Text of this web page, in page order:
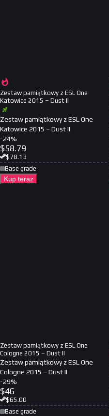
Zestaw pamiątkowy z ESL One
Katowice 2015 – Dust II
Zestaw pamiątkowy z ESL One
Katowice 2015 – Dust II
-24%
$58.79
$78.13
Base grade
Kup teraz
Zestaw pamiątkowy z ESL One
Cologne 2015 – Dust II
Zestaw pamiątkowy z ESL One
Cologne 2015 – Dust II
-29%
$46
$65.00
Base grade